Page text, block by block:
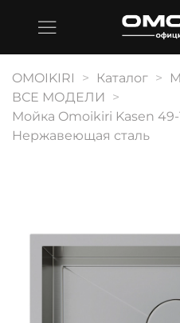
OMOIKIRI Каталог
ВСЕ МОДЕЛИ
Мойка Omoikiri Kasen 49-
Нержавеющая сталь